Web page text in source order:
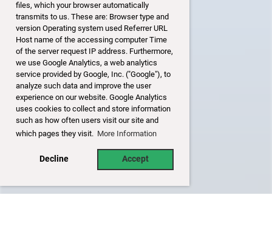
files, which your browser automatically
transmits to us. These are: Browser type and
version Operating system used Referrer URL
Host name of the accessing computer Time
of the server request IP address. Furthermore,
we use Google Analytics, a web analytics
service provided by Google, Inc. ("Google"), to
analyze such data and improve the user
experience on our website. Google Analytics
uses cookies to collect and store information
such as how often users visit our site and
which pages they visit. More Information
Decline Accept
Tages mein eigener Gast?»
Text und Bild: SRF Puls Medienportal